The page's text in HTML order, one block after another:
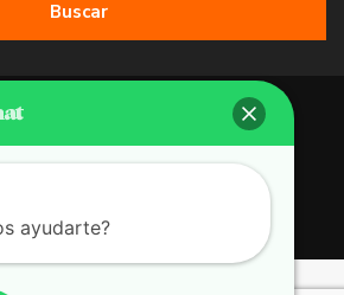
Buscar
inmobiliarias. All Rights Reserved.
ayudarte?